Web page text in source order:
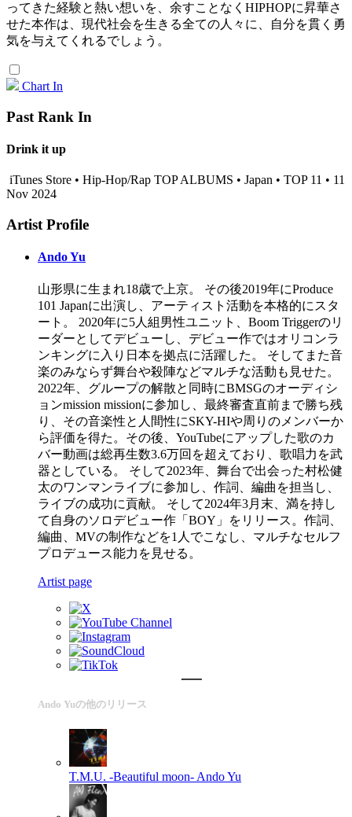
ってきた経験と熱い想いを、余すことなくHIPHOPに昇華さ
せた本作は、現代社会を生きる全ての人々に、自分を貫く勇
気を与えてくれるでしょう。
Chart In
Past Rank In
Drink it up
iTunes Store • Hip-Hop/Rap TOP ALBUMS • Japan • TOP 11 • 11
Nov 2024
Artist Profile
Ando Yu
山形県に生まれ18歳で上京。 その後2019年にProduce
101 Japanに出演し、アーティスト活動を本格的にスタ
ート。 2020年に5人組男性ユニット、Boom Triggerのリ
ーダーとしてデビューし、デビュー作ではオリコンラ
ンキングに入り日本を拠点に活躍した。 そしてまた音
楽のみならず舞台や殺陣などマルチな活動も見せた。
2022年、グループの解散と同時にBMSGのオーディシ
ョンmission missionに参加し、最終審査直前まで勝ち残
り、その音楽性と人間性にSKY-HIや周りのメンバーか
ら評価を得た。その後、YouTubeにアップした歌のカ
バー動画は総再生数3.6万回を超えており、歌唱力を武
器としている。 そして2023年、舞台で出会った村松健
太のワンマンライブに参加し、作詞、編曲を担当し、
ライブの成功に貢献。 そして2024年3月末、満を持し
て自身のソロデビュー作「BOY」をリリース。作詞、
編曲、MVの制作などを1人でこなし、マルチなセルフ
プロデュース能力を見せる。
Artist page
Ando Yuの他のリリース
T.M.U. -Beautiful moon- Ando Yu